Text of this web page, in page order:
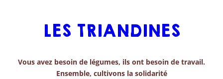
LES TRIANDINES
Vous avez besoin de légumes, ils ont besoin de travail.
Ensemble, cultivons la solidarité